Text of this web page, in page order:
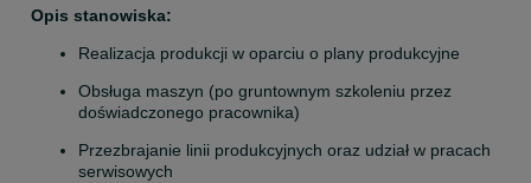
Opis stanowiska:
Realizacja produkcji w oparciu o plany produkcyjne
Obsługa maszyn (po gruntownym szkoleniu przez
doświadczonego pracownika)
Przezbrajanie linii produkcyjnych oraz udział w pracach
serwisowych